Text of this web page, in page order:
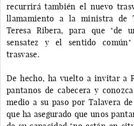
recurrirá también el nuevo
llamamiento a la ministra de
Teresa Ribera, para que "de
sensatez y el sentido
trasvase.
De hecho, ha vuelto a invitar a
pantanos de cabecera y
medio a su paso por Talavera
que ha asegurado que unos